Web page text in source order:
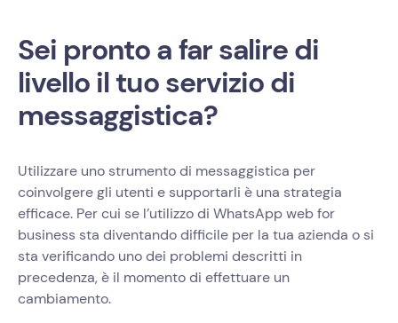
Sei pronto a far salire di
livello il tuo servizio di
messaggistica?
Utilizzare uno strumento di messaggistica per
coinvolgere gli utenti e supportarli è una strategia
efficace. Per cui se l’utilizzo di WhatsApp web for
business sta diventando difficile per la tua azienda o si
sta verificando uno dei problemi descritti in
precedenza, è il momento di effettuare un
cambiamento.